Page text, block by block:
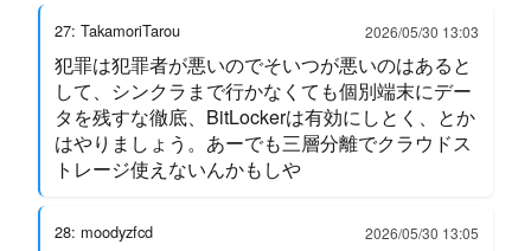
27: TakamoriTarou 2026/05/30 13:03
犯罪は犯罪者が悪いのでそいつが悪いのはあると
して、シンクラまで行かなくても個別端末にデー
タを残すな徹底、BitLockerは有効にしとく、とか
はやりましょう。あーでも三層分離でクラウドス
トレージ使えないんかもしや
28: moodyzfcd 2026/05/30 13:05